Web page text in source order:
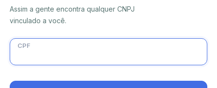
Assim a gente encontra qualquer CNPJ
vinculado a você.
CPF